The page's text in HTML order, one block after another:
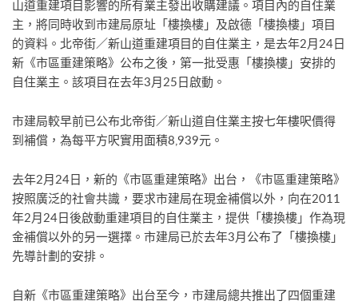
山道重建項目影響的所有業主發出收購建議。項目內的自住業
主，將同時收到市建局原址「樓換樓」及啟德「樓換樓」項目
的資料。北帝街／新山道重建項目的自住業主，是去年2月24日
新《市區重建策略》公布之後，第一批受惠「樓換樓」安排的
自住業主。該項目在去年3月25日啟動。
市建局較早前已公布北帝街／新山道自住業主按七年樓呎價得
到補償，為每平方呎實用面積8,939元。
去年2月24日，新的《市區重建策略》出台，《市區重建策略》
按照廣泛的社會共識，要求市建局在現金補償以外，向在2011
年2月24日後啟動重建項目的自住業主，提供「樓換樓」作為現
金補償以外的另一選擇。市建局已於去年3月公布了「樓換樓」
先導計劃的安排。
自新《市區重建策略》出台至今，市建局總共推出了四個重建